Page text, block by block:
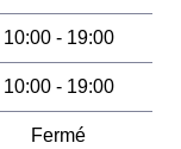
10:00 - 19:00
10:00 - 19:00
Fermé